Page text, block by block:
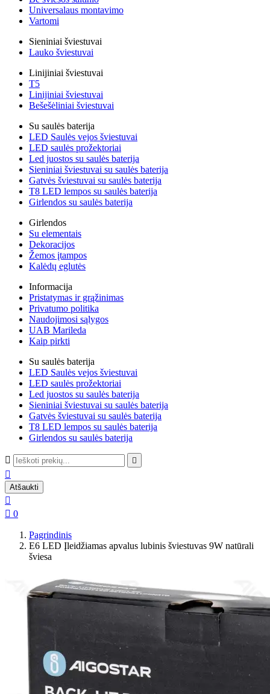
Universalaus montavimo
Vartomi
Sieniniai šviestuvai
Lauko šviestuvai
Linijiniai šviestuvai
T5
Linijiniai šviestuvai
Bešešėliniai šviestuvai
Su saulės baterija
LED Saulės vejos šviestuvai
LED saulės prožektoriai
Led juostos su saulės baterija
Sieniniai šviestuvai su saulės baterija
Gatvės šviestuvai su saulės baterija
T8 LED lempos su saulės baterija
Girlendos su saulės baterija
Girlendos
Su elementais
Dekoracijos
Žemos įtampos
Kalėdų eglutės
Informacija
Pristatymas ir grąžinimas
Privatumo politika
Naudojimosi sąlygos
UAB Marileda
Kaip pirkti
Su saulės baterija
LED Saulės vejos šviestuvai
LED saulės prožektoriai
Led juostos su saulės baterija
Sieniniai šviestuvai su saulės baterija
Gatvės šviestuvai su saulės baterija
T8 LED lempos su saulės baterija
Girlendos su saulės baterija
 

Atšaukti

 0
Pagrindinis
E6 LED Įleidžiamas apvalus lubinis šviestuvas 9W natūrali
šviesa